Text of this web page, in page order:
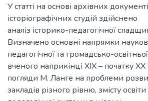
У статті на основі архівних
історіографічних студій здійснено
аналіз історико-педагогічної
Визначено основні напрямки
педагогічної та громадсько-
вченого наприкінці ХІХ – початку
погляди М. Ланге на проблеми
закладів різного рівню, змісту